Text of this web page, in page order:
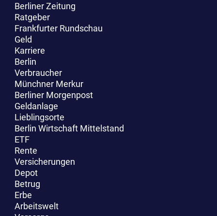
Berliner Zeitung
Ratgeber
Frankfurter Rundschau
Geld
Karriere
Berlin
Verbraucher
Münchner Merkur
Berliner Morgenpost
Geldanlage
Lieblingsorte
Berlin Wirtschaft Mittelstand
ETF
Rente
Versicherungen
Depot
Betrug
Erbe
Arbeitswelt